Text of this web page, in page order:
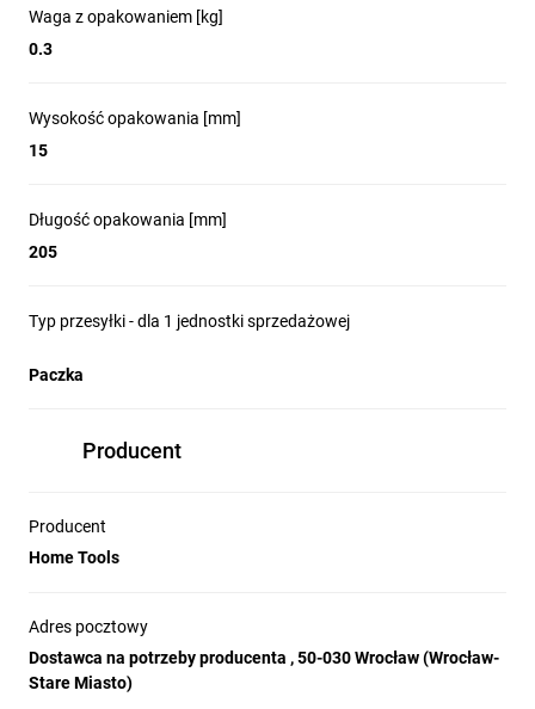
Waga z opakowaniem [kg]
0.3
Wysokość opakowania [mm]
15
Długość opakowania [mm]
205
Typ przesyłki - dla 1 jednostki sprzedażowej
Paczka
Producent
Producent
Home Tools
Adres pocztowy
Dostawca na potrzeby producenta , 50-030 Wrocław (Wrocław-
Stare Miasto)